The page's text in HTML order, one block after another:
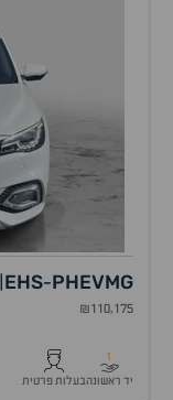
MG
EHS-PHEV
₪110,175
1
יד ראשונהבעלות פרטית